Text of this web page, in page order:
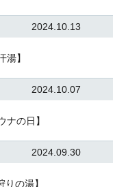
2024.10.13
湯】
2024.10.07
ナの日】
2024.09.30
の湯】